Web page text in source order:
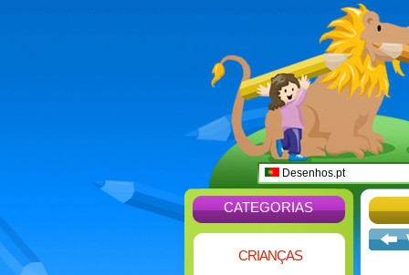
Desenhos.pt
CATEGORIAS
CRIANÇAS